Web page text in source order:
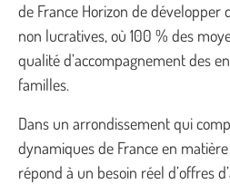
de France Horizon de développer
non lucratives, où 100 % des
qualité d’accompagnement des
familles.
Dans un arrondissement qui
dynamiques de France en
répond à un besoin réel d’offres